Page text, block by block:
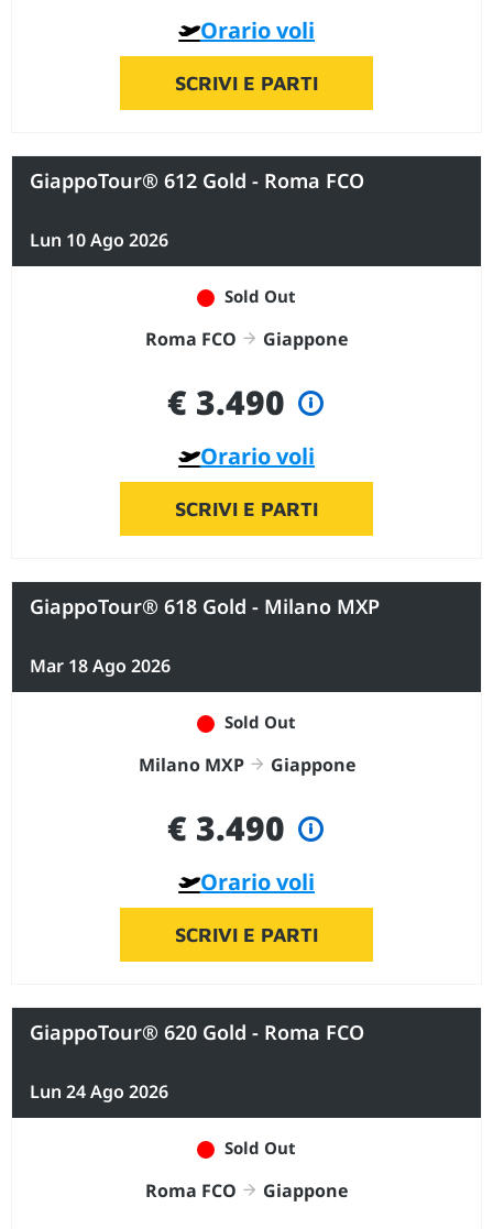
Orario voli
SCRIVI E PARTI
GiappoTour® 612 Gold - Roma FCO
Lun 10 Ago 2026
Sold Out
Roma FCO Giappone
€ 3.490
Orario voli
SCRIVI E PARTI
GiappoTour® 618 Gold - Milano MXP
Mar 18 Ago 2026
Sold Out
Milano MXP Giappone
€ 3.490
Orario voli
SCRIVI E PARTI
GiappoTour® 620 Gold - Roma FCO
Lun 24 Ago 2026
Sold Out
Roma FCO Giappone